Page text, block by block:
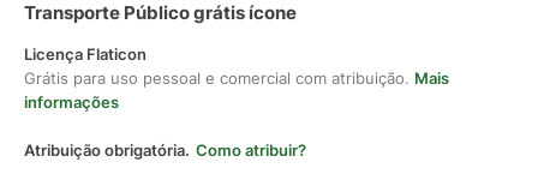
Transporte Público grátis ícone
Licença Flaticon
Grátis para uso pessoal e comercial com atribuição. Mais
informações
Atribuição obrigatória. Como atribuir?